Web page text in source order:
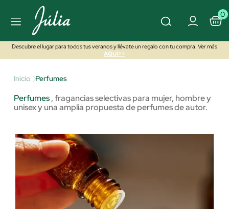
0
Descubre el lugar para todos tus veranos y llévate un regalo con tu compra. Ver más
AQUÍ>>
Inicio Perfumes
Perfumes,fragancias selectivas para mujer, hombre y
unisex y una amplia propuesta de perfumes de autor.